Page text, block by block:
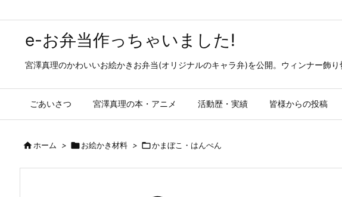
e-お弁当作っちゃいました!
宮澤真理のかわいいお絵かきお弁当(オリジナルのキャラ弁)を公開。ウィンナー飾
ごあいさつ 宮澤真理の本・アニメ 活動歴・実績 皆様からの投稿
ホーム > お絵かき材料 > かまぼこ・はんぺん